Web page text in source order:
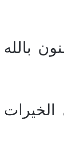
بالله